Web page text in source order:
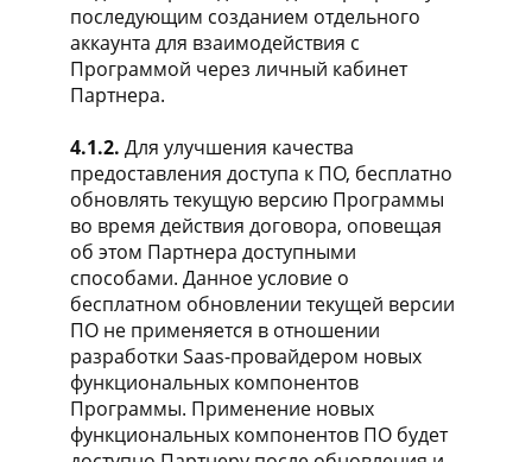
последующим созданием отдельного
аккаунта для взаимодействия с
Программой через личный кабинет
Партнера.
4.1.2. Для улучшения качества
предоставления доступа к ПО, бесплатно
обновлять текущую версию Программы
во время действия договора, оповещая
об этом Партнера доступными
способами. Данное условие о
бесплатном обновлении текущей версии
ПО не применяется в отношении
разработки Saas-провайдером новых
функциональных компонентов
Программы. Применение новых
функциональных компонентов ПО будет